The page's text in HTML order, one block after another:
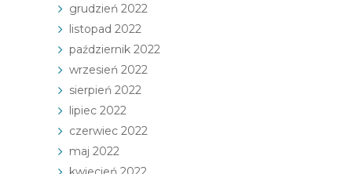
grudzień 2022
listopad 2022
październik 2022
wrzesień 2022
sierpień 2022
lipiec 2022
czerwiec 2022
maj 2022